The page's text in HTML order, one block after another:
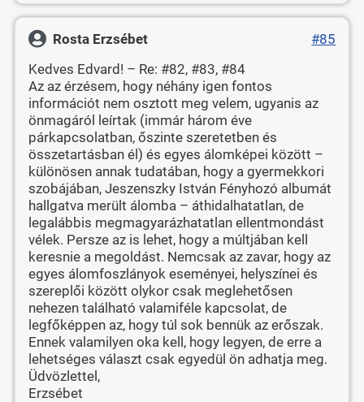
Rosta Erzsébet
#85
Kedves Edvard! – Re: #82, #83, #84
Az az érzésem, hogy néhány igen fontos
információt nem osztott meg velem, ugyanis az
önmagáról leírtak (immár három éve
párkapcsolatban, őszinte szeretetben és
összetartásban él) és egyes álomképei között –
különösen annak tudatában, hogy a gyermekkori
szobájában, Jeszenszky István Fényhozó albumát
hallgatva merült álomba – áthidalhatatlan, de
legalábbis megmagyarázhatatlan ellentmondást
vélek. Persze az is lehet, hogy a múltjában kell
keresnie a megoldást. Nemcsak az zavar, hogy az
egyes álomfoszlányok eseményei, helyszínei és
szereplői között olykor csak meglehetősen
nehezen található valamiféle kapcsolat, de
legfőképpen az, hogy túl sok bennük az erőszak.
Ennek valamilyen oka kell, hogy legyen, de erre a
lehetséges választ csak egyedül ön adhatja meg.
Üdvözlettel,
Erzsébet